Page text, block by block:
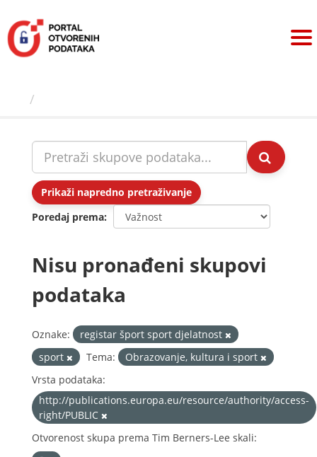
sadržaj
Prikaži napredno pretraživanje
Poredaj prema
Nisu pronađeni skupovi
podataka
Oznake:
registar šport sport djelatnost
sport
Tema:
Obrazovanje, kultura i sport
Vrsta podataka:
http://publications.europa.eu/resource/authority/access-
right/PUBLIC
Otvorenost skupa prema Tim Berners-Lee skali: